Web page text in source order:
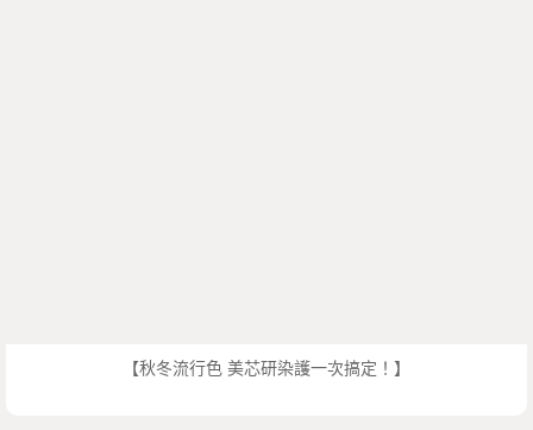
【秋冬流行色 美芯研染護一次搞定！】